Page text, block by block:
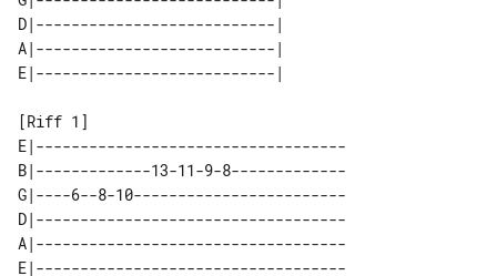
D|---------------------------|
A|---------------------------|
E|-----------------------------------
B|-------------13-11-9-8-------------
G|----6--8-10------------------------
D|-----------------------------------
A|-----------------------------------